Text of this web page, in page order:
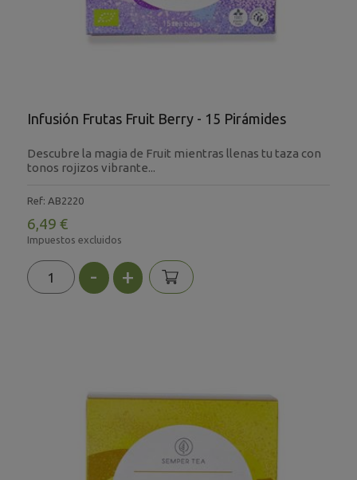
Infusión Frutas Fruit Berry - 15 Pirámides
Descubre la magia de Fruit mientras llenas tu taza con
tonos rojizos vibrante...
Ref: AB2220
6,49 €
Impuestos excluidos
- +